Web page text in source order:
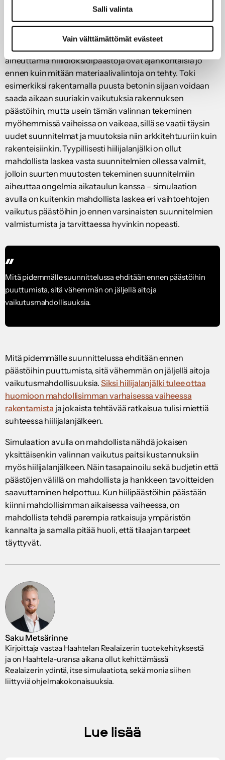
Salli valinta
Vain välttämättömät evästeet
Ja kuten edellä todettu, näillä voi olla huomattava vaikutus
kiinteistön päästöihin.
Kaikki yllä mainitut tavat vähentää rakennuksen
aiheuttamia hiilidioksidipäästöjä ovat ajankohtaisia jo
ennen kuin mitään materiaalivalintoja on tehty. Toki
esimerkiksi rakentamalla puusta betonin sijaan voidaan
saada aikaan suuriakin vaikutuksia rakennuksen
päästöihin, mutta usein tämän valinnan tekeminen
myöhemmissä vaiheissa on vaikeaa, sillä se vaatii täysin
uudet suunnitelmat ja muutoksia niin arkkitehtuuriin kuin
rakenteisiinkin. Tyypillisesti hiilijalanjälki on ollut
mahdollista laskea vasta suunnitelmien ollessa valmiit,
jolloin suurten muutosten tekeminen suunnitelmiin
aiheuttaa ongelmia aikataulun kanssa – simulaation
avulla on kuitenkin mahdollista laskea eri vaihtoehtojen
vaikutus päästöihin jo ennen varsinaisten suunnitelmien
valmistumista ja tarvittaessa hyvinkin nopeasti.
Mitä pidemmälle suunnittelussa ehditään ennen päästöihin
puuttumista, sitä vähemmän on jäljellä aitoja
vaikutusmahdollisuuksia.
Mitä pidemmälle suunnittelussa ehditään ennen
päästöihin puuttumista, sitä vähemmän on jäljellä aitoja
vaikutusmahdollisuuksia. Siksi hiilijalanjälki tulee ottaa
huomioon mahdollisimman varhaisessa vaiheessa
rakentamista ja jokaista tehtävää ratkaisua tulisi miettiä
suhteessa hiilijalanjälkeen.
Simulaation avulla on mahdollista nähdä jokaisen
yksittäisenkin valinnan vaikutus paitsi kustannuksiin
myös hiilijalanjälkeen. Näin tasapainoilu sekä budjetin että
päästöjen välillä on mahdollista ja hankkeen tavoitteiden
saavuttaminen helpottuu. Kun hiilipäästöihin päästään
kiinni mahdollisimman aikaisessa vaiheessa, on
mahdollista tehdä parempia ratkaisuja ympäristön
kannalta ja samalla pitää huoli, että tilaajan tarpeet
täyttyvät.
Saku Metsärinne
Kirjoittaja vastaa Haahtelan Realaizerin tuotekehityksestä
ja on Haahtela-uransa aikana ollut kehittämässä
Realaizerin ydintä, itse simulaatiota, sekä monia siihen
liittyviä ohjelmakokonaisuuksia.
Lue lisää